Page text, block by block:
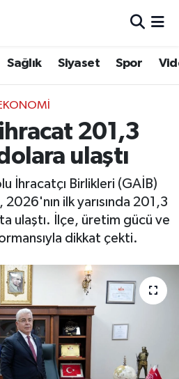
Sağlık Siyaset Spor
201,3
ulaştı
İhracatçı Birlikleri (GAİB)
ilk yarısında 201,3
ulaştı. İlçe, üretim gücü ve
dikkat çekti.